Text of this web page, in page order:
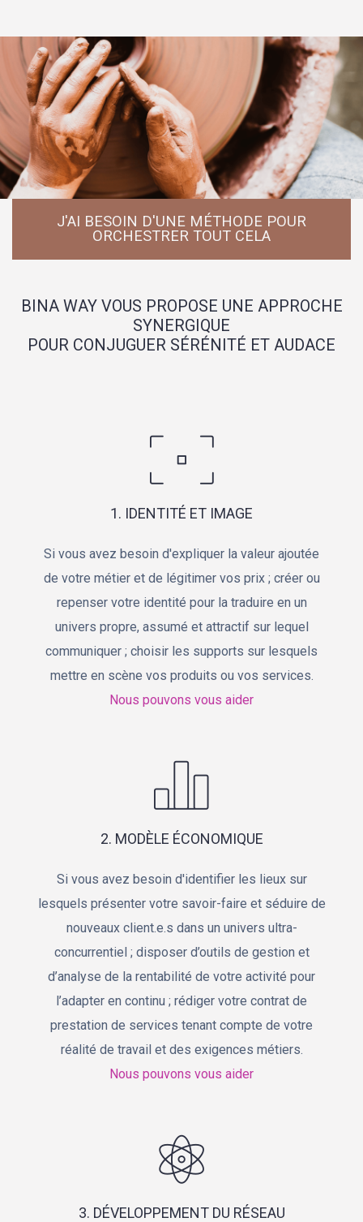
J'AI BESOIN D'UNE MÉTHODE POUR
ORCHESTRER TOUT CELA
BINA WAY VOUS PROPOSE UNE APPROCHE
SYNERGIQUE
POUR CONJUGUER SÉRÉNITÉ ET AUDACE
1. IDENTITÉ ET IMAGE
Si vous avez besoin d'expliquer la valeur ajoutée
de votre métier et de légitimer vos prix ; créer ou
repenser votre identité pour la traduire en un
univers propre, assumé et attractif sur lequel
communiquer ; choisir les supports sur lesquels
mettre en scène vos produits ou vos services.
Nous pouvons vous aider
2. MODÈLE ÉCONOMIQUE
Si vous avez besoin d'identifier les lieux sur
lesquels présenter votre savoir-faire et séduire de
nouveaux client.e.s dans un univers ultra-
concurrentiel ; disposer d’outils de gestion et
d’analyse de la rentabilité de votre activité pour
l’adapter en continu ; rédiger votre contrat de
prestation de services tenant compte de votre
réalité de travail et des exigences métiers.
Nous pouvons vous aider
3. DÉVELOPPEMENT DU RÉSEAU